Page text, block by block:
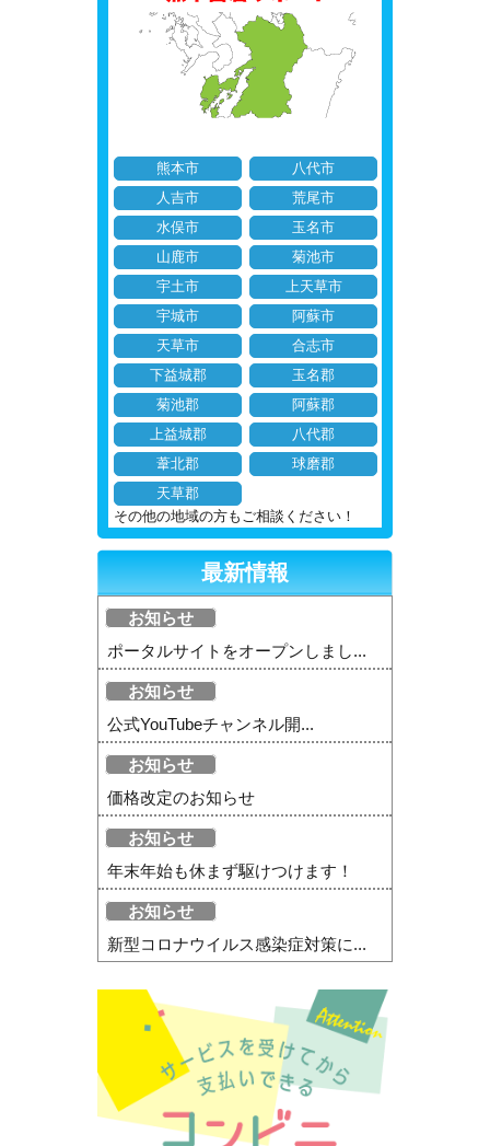
熊本市
八代市
人吉市
荒尾市
水俣市
玉名市
山鹿市
菊池市
宇土市
上天草市
宇城市
阿蘇市
天草市
合志市
下益城郡
玉名郡
菊池郡
阿蘇郡
上益城郡
八代郡
葦北郡
球磨郡
天草郡
その他の地域の方もご相談ください！
最新情報
お知らせ
ポータルサイトをオープンしまし...
お知らせ
公式YouTubeチャンネル開...
お知らせ
価格改定のお知らせ
お知らせ
年末年始も休まず駆けつけます！
お知らせ
新型コロナウイルス感染症対策に...